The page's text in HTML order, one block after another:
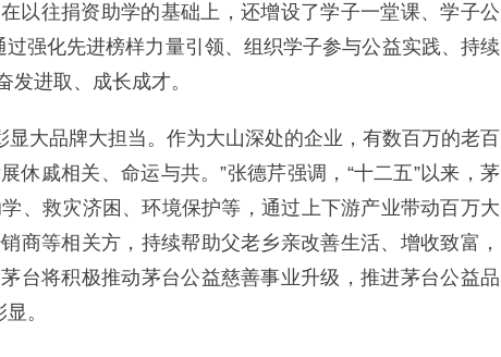
以往捐资助学的基础上，还增设了学子一堂课、学子公
强化先进榜样力量引领、组织学子参与公益实践、持续
进取、成长成才。
显大品牌大担当。作为大山深处的企业，有数百万的老百
休戚相关、命运与共。”张德芹强调，“十二五”以来，茅
、救灾济困、环境保护等，通过上下游产业带动百万大
商等相关方，持续帮助父老乡亲改善生活、增收致富，
台将积极推动茅台公益慈善事业升级，推进茅台公益品
。